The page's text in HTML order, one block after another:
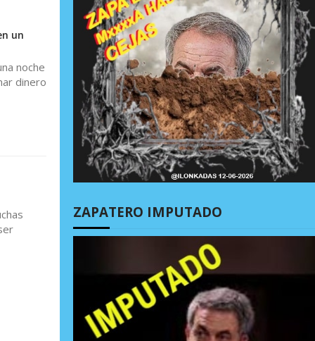
un
noche
dinero
ZAPATERO IMPUTADO